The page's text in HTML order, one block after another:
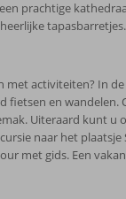
prachtige
tapasbarretjes.
met activiteiten? In
fietsen en wandelen.
Uiteraard kunt u
naar het plaatsje
met gids. Een